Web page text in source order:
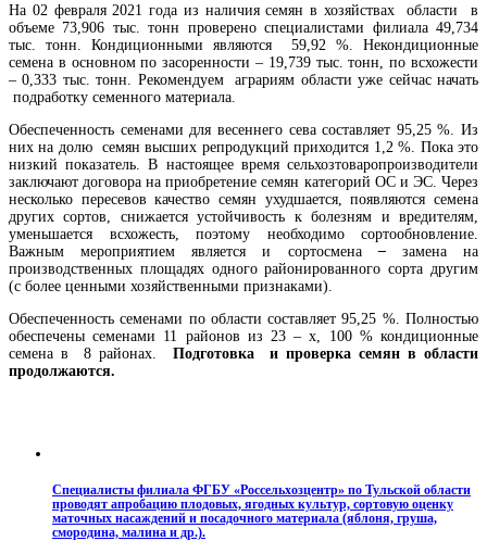
На 02 февраля 2021 года из наличия семян в хозяйствах области в
объеме 73,906 тыс. тонн проверено специалистами филиала 49,734
тыс. тонн. Кондиционными являются 59,92 %. Некондиционные
семена в основном по засоренности – 19,739 тыс. тонн, по всхожести
– 0,333 тыс. тонн. Рекомендуем аграриям области уже сейчас начать
подработку семенного материала.
Обеспеченность семенами для весеннего сева составляет 95,25 %. Из
них на долю семян высших репродукций приходится 1,2 %. Пока это
низкий показатель. В настоящее время сельхозтоваропроизводители
заключают договора на приобретение семян категорий ОС и ЭС. Через
несколько пересевов качество семян ухудшается, появляются семена
других сортов, снижается устойчивость к болезням и вредителям,
уменьшается всхожесть, поэтому необходимо сортообновление.
Важным мероприятием является и сортосмена–замена на
производственных площадях одного районированного сорта другим
(с более ценными хозяйственными признаками).
Обеспеченность семенами по области составляет 95,25 %. Полностью
обеспечены семенами 11 районов из 23 – х, 100 % кондиционные
семена в 8 районах. Подготовка и проверка семян в области
продолжаются.
Специалисты филиала ФГБУ «Россельхозцентр» по Тульской области
проводят апробацию плодовых, ягодных культур, сортовую оценку
маточных насаждений и посадочного материала (яблоня, груша,
смородина, малина и др.).